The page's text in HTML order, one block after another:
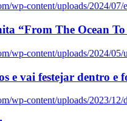
wp-content/uploads/2024/07/
“From The Ocean
wp-content/uploads/2024/05/
e vai festejar dentro e
wp-content/uploads/2023/